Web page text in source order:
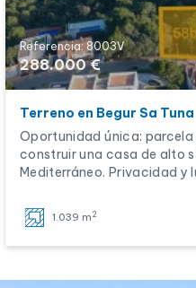
Referencia: 8003V
288.000 €
Terreno en Begur Sa Tuna
Oportunidad única: parcela
construir una casa de alto
Mediterráneo. Privacidad y
1.039 m 2